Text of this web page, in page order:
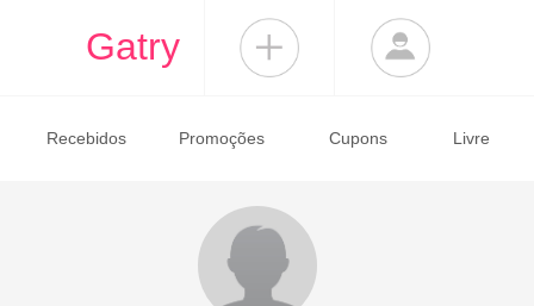
Gatry
Recebidos Promoções Cupons Livre